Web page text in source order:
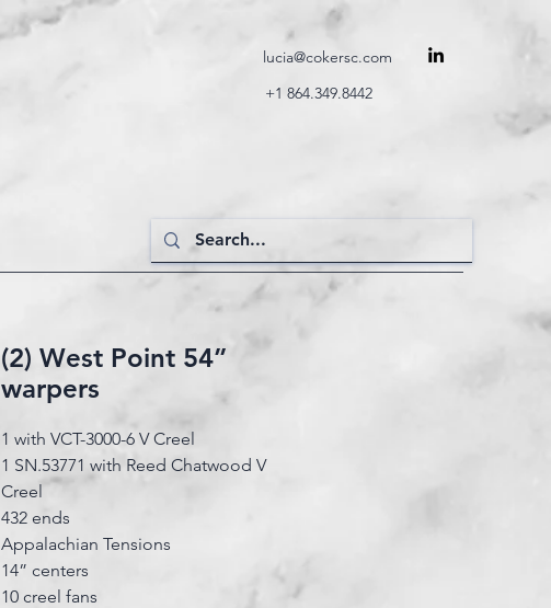
lucia@cokersc.com
+1 864.349.8442
(2) West Point 54”
warpers
1 with VCT-3000-6 V Creel
1 SN.53771 with Reed Chatwood V
Creel
432 ends
Appalachian Tensions
14” centers
10 creel fans